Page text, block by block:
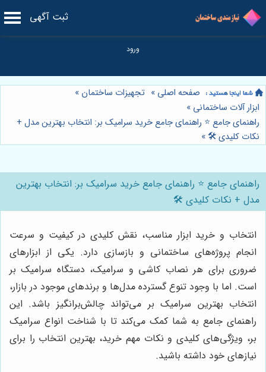
ثبت آگهی
صفحه اصلی » تجهیزات ساختمان »
ابزار آلات ساختمانی »
راهنمای جامع ⭐️ راهنمای جامع خرید سرامیک بر: انتخاب بهترین مدل +
نکات کلیدی 🛠️»
راهنمای جامع ⭐️ راهنمای جامع خرید سرامیک بر: انتخاب بهترین
مدل + نکات کلیدی 🛠️
انتخاب و خرید ابزار مناسب، نقش کلیدی در کیفیت و سرعت
انجام پروژه‌های ساختمانی و بازسازی دارد. یکی از ابزارهای
ضروری برای هر نصاب کاشی و سرامیک، دستگاه سرامیک بر
است. اما با وجود تنوع گسترده مدل‌ها و برندهای موجود در بازار،
انتخاب بهترین سرامیک بر می‌تواند چالش‌برانگیز باشد. این
راهنمای جامع به شما کمک می‌کند تا با شناخت انواع سرامیک
بر، ویژگی‌های کلیدی و نکات مهم خرید، بهترین انتخاب را برای
نیازهای خود داشته باشید.